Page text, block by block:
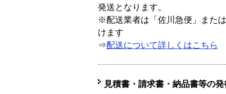
発送となります。
※配送業者は「佐川急便」また
けます
⇒配送について詳しくはこちら
見積書・請求書・納品書等の